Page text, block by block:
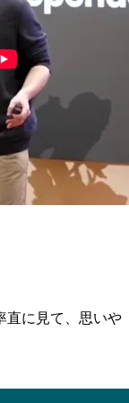
直に見て、思いや